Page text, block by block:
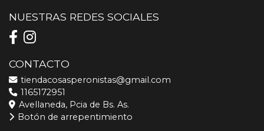
NUESTRAS REDES SOCIALES
CONTACTO
tiendacosasperonistas@gmail.com
1165172951
Avellaneda, Pcia de Bs. As.
Botón de arrepentimiento